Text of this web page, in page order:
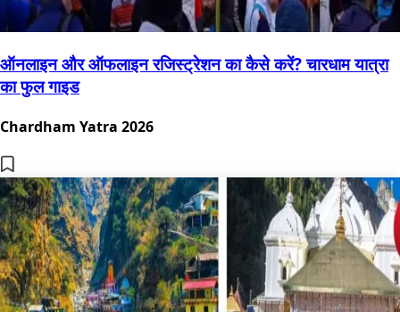
ऑनलाइन और ऑफलाइन रजिस्ट्रेशन का कैसे करें? चारधाम यात्रा
का फुल गाइड
Chardham Yatra 2026